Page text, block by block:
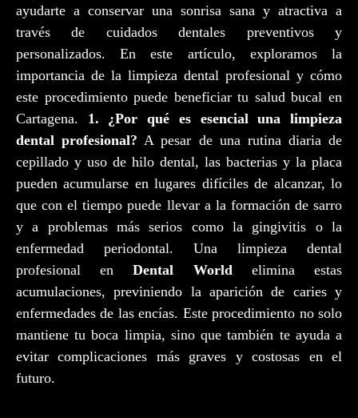
ayudarte a conservar una sonrisa sana y atractiva a
través de cuidados dentales preventivos y
personalizados. En este artículo, exploramos la
importancia de la limpieza dental profesional y cómo
este procedimiento puede beneficiar tu salud bucal en
Cartagena. 1. ¿Por qué es esencial una limpieza
dental profesional? A pesar de una rutina diaria de
cepillado y uso de hilo dental, las bacterias y la placa
pueden acumularse en lugares difíciles de alcanzar, lo
que con el tiempo puede llevar a la formación de sarro
y a problemas más serios como la gingivitis o la
enfermedad periodontal. Una limpieza dental
profesional enDental Worldelimina estas
acumulaciones, previniendo la aparición de caries y
enfermedades de las encías. Este procedimiento no solo
mantiene tu boca limpia, sino que también te ayuda a
evitar complicaciones más graves y costosas en el
futuro.